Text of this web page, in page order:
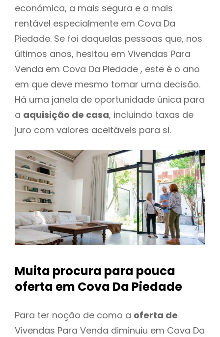
económica, a mais segura e a mais
rentável especialmente em Cova Da
Piedade. Se foi daquelas pessoas que, nos
últimos anos, hesitou em Vivendas Para
Venda em Cova Da Piedade , este é o ano
em que deve mesmo tomar uma decisão.
Há uma janela de oportunidade única para
a aquisição de casa, incluindo taxas de
juro com valores aceitáveis para si.
Muita procura para pouca
oferta em Cova Da Piedade
Para ter noção de como a oferta de
Vivendas Para Venda diminuiu em Cova Da